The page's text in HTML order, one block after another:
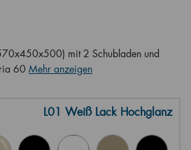
mit 2 Schubladen und
60 Mehr anzeigen
L01 Weiß Lack Hochglanz